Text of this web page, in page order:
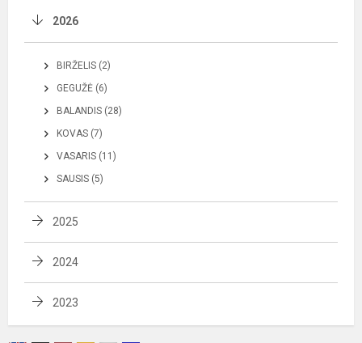
2026
BIRŽELIS (2)
GEGUŽĖ (6)
BALANDIS (28)
KOVAS (7)
VASARIS (11)
SAUSIS (5)
2025
2024
2023